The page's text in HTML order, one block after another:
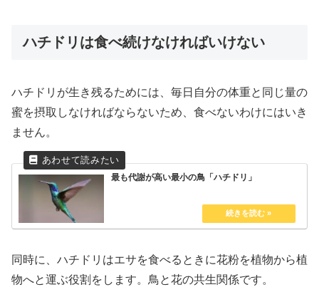
ハチドリは食べ続けなければいけない
ハチドリが生き残るためには、毎日自分の体重と同じ量の
蜜を摂取しなければならないため、食べないわけにはいき
ません。
最も代謝が高い最小の鳥「ハチドリ」
同時に、ハチドリはエサを食べるときに花粉を植物から植
物へと運ぶ役割をします。鳥と花の共生関係です。